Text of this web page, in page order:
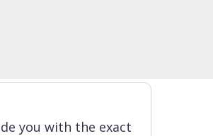
you with the exact